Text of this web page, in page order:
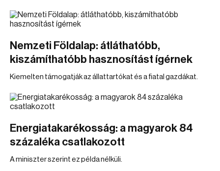
Nemzeti Földalap: átláthatóbb,
kiszámíthatóbb hasznosítást ígérnek
Kiemelten támogatják az állattartókat és a fiatal gazdákat.
Energiatakarékosság: a magyarok 84
százaléka csatlakozott
A miniszter szerint ez példa nélküli.